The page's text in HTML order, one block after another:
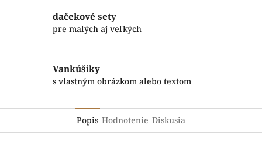
dačekové sety
pre malých aj veľkých
Vankúšiky
s vlastným obrázkom alebo textom
Popis Hodnotenie Diskusia